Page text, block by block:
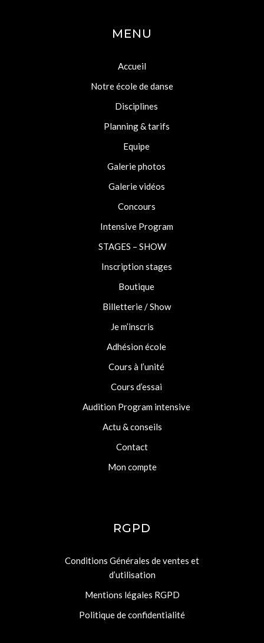
MENU
Accueil
Notre école de danse
Disciplines
Planning & tarifs
Equipe
Galerie photos
Galerie vidéos
Concours
Intensive Program
STAGES – SHOW
Inscription stages
Boutique
Billetterie / Show
Je m’inscris
Adhésion école
Cours à l’unité
Cours d’essai
Audition Program intensive
Actu & conseils
Contact
Mon compte
RGPD
Conditions Générales de ventes et
d’utilisation
Mentions légales RGPD
Politique de confidentialité